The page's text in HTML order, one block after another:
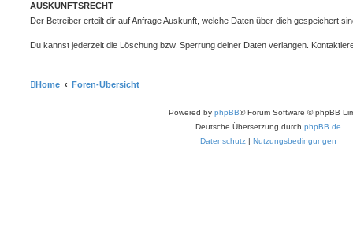
AUSKUNFTSRECHT
Der Betreiber erteilt dir auf Anfrage Auskunft, welche Daten über dich gespeichert
Du kannst jederzeit die Löschung bzw. Sperrung deiner Daten verlangen.
Home Foren-Übersicht
Powered by phpBB® Forum Software © phpBB
Deutsche Übersetzung durch phpBB.de
Datenschutz | Nutzungsbedingungen